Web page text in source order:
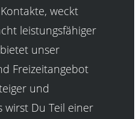
weckt
leistungsfähiger
unser
Freizeitangebot
und
wirst Du Teil einer